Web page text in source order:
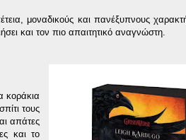
μοναδικούς και πανέξυπνους
και τον πιο απαιτητικό αναγνώστη.
κοράκια
τους
απάτες
και το